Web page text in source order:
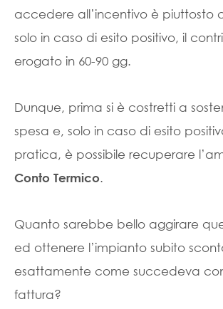
accedere all’incentivo è piuttosto
solo in caso di esito positivo, il
erogato in 60-90 gg.
Dunque, prima si è costretti a
spesa e, solo in caso di esito
pratica, è possibile recuperare
Conto Termico.
Quanto sarebbe bello aggirare
ed ottenere l’impianto subito
esattamente come succedeva
fattura?